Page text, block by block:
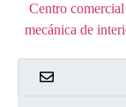
Centro comercial
mecánica de